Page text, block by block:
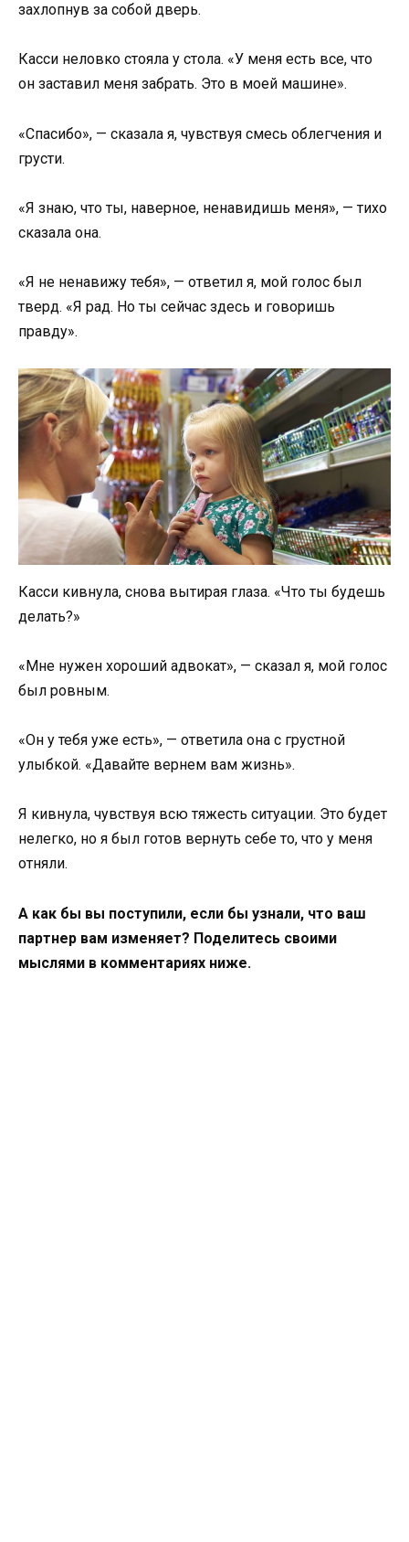
захлопнув за собой дверь.
Касси неловко стояла у стола. «У меня есть все, что
он заставил меня забрать. Это в моей машине».
«Спасибо», — сказала я, чувствуя смесь облегчения и
грусти.
«Я знаю, что ты, наверное, ненавидишь меня», — тихо
сказала она.
«Я не ненавижу тебя», — ответил я, мой голос был
тверд. «Я рад. Но ты сейчас здесь и говоришь
правду».
Касси кивнула, снова вытирая глаза. «Что ты будешь
делать?»
«Мне нужен хороший адвокат», — сказал я, мой голос
был ровным.
«Он у тебя уже есть», — ответила она с грустной
улыбкой. «Давайте вернем вам жизнь».
Я кивнула, чувствуя всю тяжесть ситуации. Это будет
нелегко, но я был готов вернуть себе то, что у меня
отняли.
А как бы вы поступили, если бы узнали, что ваш
партнер вам изменяет? Поделитесь своими
мыслями в комментариях ниже.